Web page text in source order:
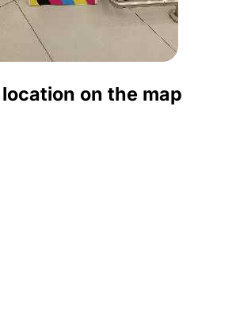
on the map